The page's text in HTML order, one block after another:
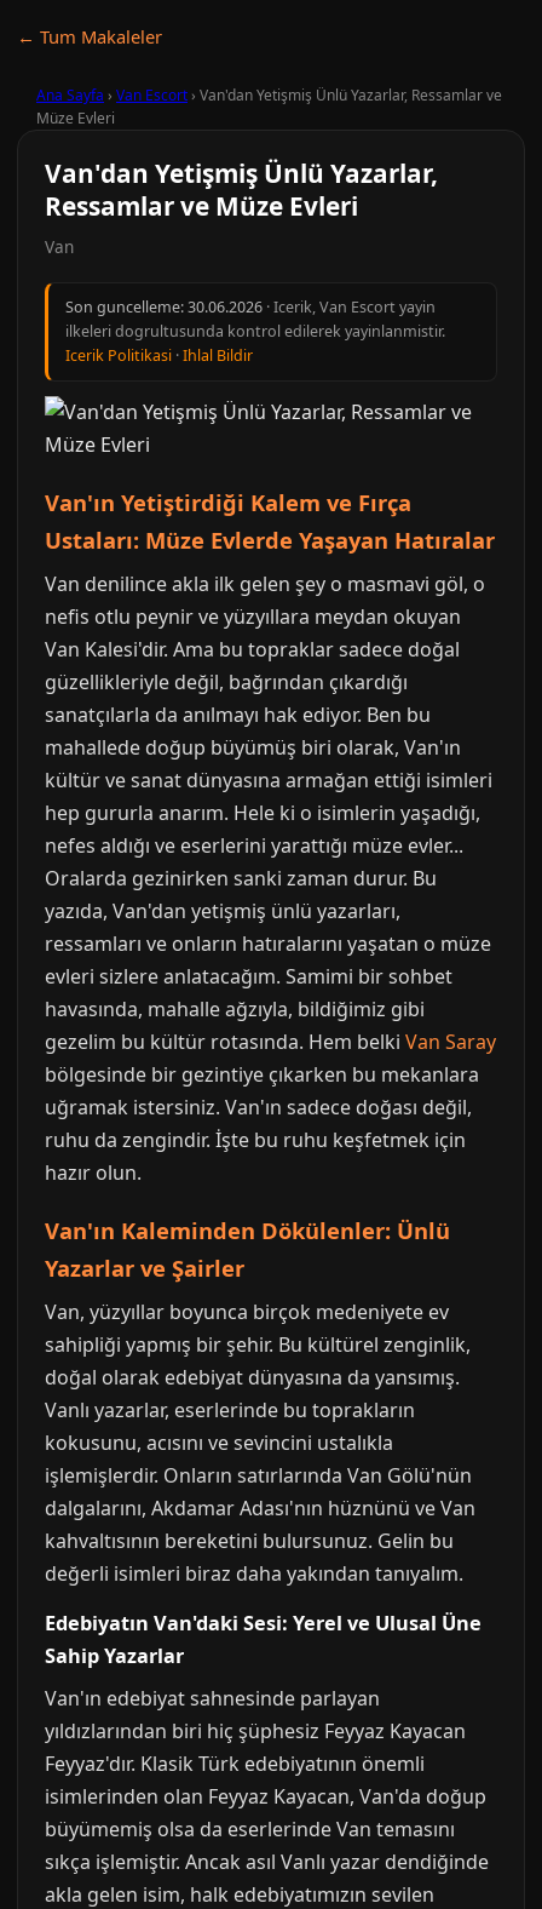
← Tum Makaleler
Ana Sayfa › Van Escort› Van'dan Yetişmiş Ünlü Yazarlar, Ressamlar ve
Müze Evleri
Van'dan Yetişmiş Ünlü Yazarlar,
Ressamlar ve Müze Evleri
Van
Son guncelleme:30.06.2026 · Icerik, Van Escort yayin
ilkeleri dogrultusunda kontrol edilerek yayinlanmistir.
Icerik Politikasi ·Ihlal Bildir
Van'ın Yetiştirdiği Kalem ve Fırça
Ustaları: Müze Evlerde Yaşayan Hatıralar
Van denilince akla ilk gelen şey o masmavi göl, o
nefis otlu peynir ve yüzyıllara meydan okuyan
Van Kalesi'dir. Ama bu topraklar sadece doğal
güzellikleriyle değil, bağrından çıkardığı
sanatçılarla da anılmayı hak ediyor. Ben bu
mahallede doğup büyümüş biri olarak, Van'ın
kültür ve sanat dünyasına armağan ettiği isimleri
hep gururla anarım. Hele ki o isimlerin yaşadığı,
nefes aldığı ve eserlerini yarattığı müze evler...
Oralarda gezinirken sanki zaman durur. Bu
yazıda, Van'dan yetişmiş ünlü yazarları,
ressamları ve onların hatıralarını yaşatan o müze
evleri sizlere anlatacağım. Samimi bir sohbet
havasında, mahalle ağzıyla, bildiğimiz gibi
gezelim bu kültür rotasında. Hem belki Van Saray
bölgesinde bir gezintiye çıkarken bu mekanlara
uğramak istersiniz. Van'ın sadece doğası değil,
ruhu da zengindir. İşte bu ruhu keşfetmek için
hazır olun.
Van'ın Kaleminden Dökülenler: Ünlü
Yazarlar ve Şairler
Van, yüzyıllar boyunca birçok medeniyete ev
sahipliği yapmış bir şehir. Bu kültürel zenginlik,
doğal olarak edebiyat dünyasına da yansımış.
Vanlı yazarlar, eserlerinde bu toprakların
kokusunu, acısını ve sevincini ustalıkla
işlemişlerdir. Onların satırlarında Van Gölü'nün
dalgalarını, Akdamar Adası'nın hüznünü ve Van
kahvaltısının bereketini bulursunuz. Gelin bu
değerli isimleri biraz daha yakından tanıyalım.
Edebiyatın Van'daki Sesi: Yerel ve Ulusal Üne
Sahip Yazarlar
Van'ın edebiyat sahnesinde parlayan
yıldızlarından biri hiç şüphesiz Feyyaz Kayacan
Feyyaz'dır. Klasik Türk edebiyatının önemli
isimlerinden olan Feyyaz Kayacan, Van'da doğup
büyümemiş olsa da eserlerinde Van temasını
sıkça işlemiştir. Ancak asıl Vanlı yazar dendiğinde
akla gelen isim, halk edebiyatımızın sevilen